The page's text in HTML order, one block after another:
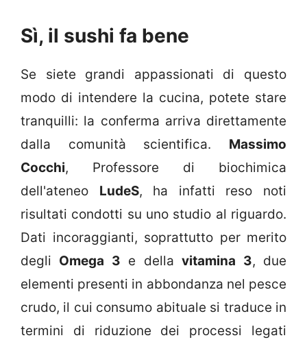
Sì, il sushi fa bene
Se siete grandi appassionati di questo
modo di intendere la cucina, potete stare
tranquilli: la conferma arriva direttamente
dalla comunità scientifica. Massimo
Cocchi, Professore di biochimica
dell'ateneo LudeS, ha infatti reso noti
risultati condotti su uno studio al riguardo.
Dati incoraggianti, soprattutto per merito
degli Omega 3 e dellavitamina 3, due
elementi presenti in abbondanza nel pesce
crudo, il cui consumo abituale si traduce in
termini di riduzione dei processi legati